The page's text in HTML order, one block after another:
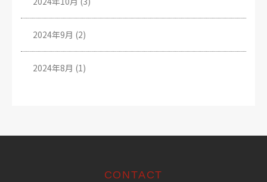
2024年9月 (2)
2024年8月 (1)
CONTACT